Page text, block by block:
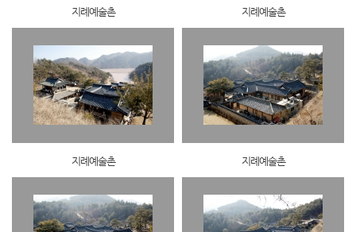
지례예술촌 지례예술촌
지례예술촌 지례예술촌